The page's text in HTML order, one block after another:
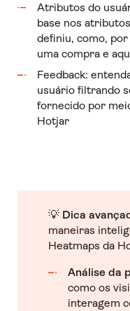
Atributos do
base nos
definiu, como,
uma compra e
Feedback:
usuário filtrando
fornecido por
Hotjar
💡 Dica
maneiras
Heatmaps da
Análise da
como os
interagem